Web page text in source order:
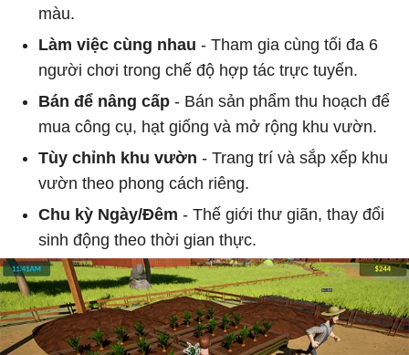
màu.
Làm việc cùng nhau - Tham gia cùng tối đa 6
người chơi trong chế độ hợp tác trực tuyến.
Bán để nâng cấp - Bán sản phẩm thu hoạch để
mua công cụ, hạt giống và mở rộng khu vườn.
Tùy chỉnh khu vườn - Trang trí và sắp xếp khu
vườn theo phong cách riêng.
Chu kỳ Ngày/Đêm - Thế giới thư giãn, thay đổi
sinh động theo thời gian thực.